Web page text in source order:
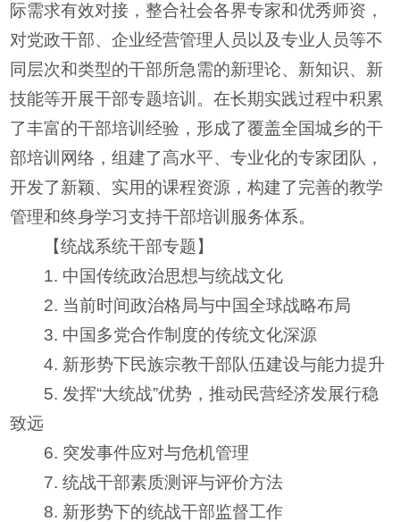
际需求有效对接，整合社会各界专家和优秀师资，
对党政干部、企业经营管理人员以及专业人员等不
同层次和类型的干部所急需的新理论、新知识、新
技能等开展干部专题培训。在长期实践过程中积累
了丰富的干部培训经验，形成了覆盖全国城乡的干
部培训网络，组建了高水平、专业化的专家团队，
开发了新颖、实用的课程资源，构建了完善的教学
管理和终身学习支持干部培训服务体系。
【统战系统干部专题】
1. 中国传统政治思想与统战文化
2. 当前时间政治格局与中国全球战略布局
3. 中国多党合作制度的传统文化深源
4. 新形势下民族宗教干部队伍建设与能力提升
5. 发挥“大统战”优势，推动民营经济发展行稳
致远
6. 突发事件应对与危机管理
7. 统战干部素质测评与评价方法
8. 新形势下的统战干部监督工作